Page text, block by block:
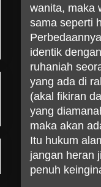
wanita, maka
sama seperti
identik
ruhaniah
yang ada di
(akal fikiran
yang
maka akan
Itu hukum
jangan heran
penuh